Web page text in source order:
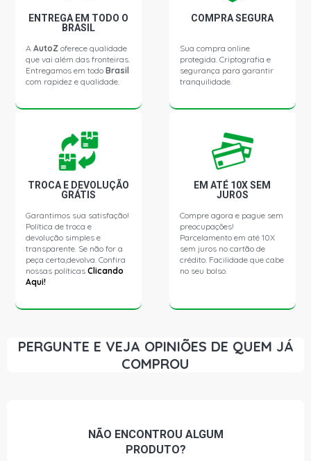
ENTREGA EM TODO O
BRASIL
AAutoZ oferece qualidade
que vai além das fronteiras.
Entregamos em todoBrasil
com rapidez e qualidade.
COMPRA SEGURA
Sua compra online
protegida. Criptografia e
segurança para garantir
tranquilidade.
TROCA E DEVOLUÇÃO
GRÁTIS
Garantimos sua satisfação!
Política de troca e
devolução simples e
transparente. Se não for a
peça certa,devolva. Confira
nossas políticasClicando
Aqui!
EM ATÉ 10X SEM
JUROS
Compre agora e pague sem
preocupações!
Parcelamento em até 10X
sem juros no cartão de
crédito. Facilidade que cabe
no seu bolso.
PERGUNTE E VEJA OPINIÕES DE QUEM JÁ
COMPROU
NÃO ENCONTROU ALGUM
PRODUTO?